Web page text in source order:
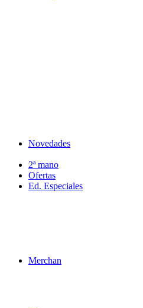
Novedades
2ª mano
Ofertas
Ed. Especiales
Merchan